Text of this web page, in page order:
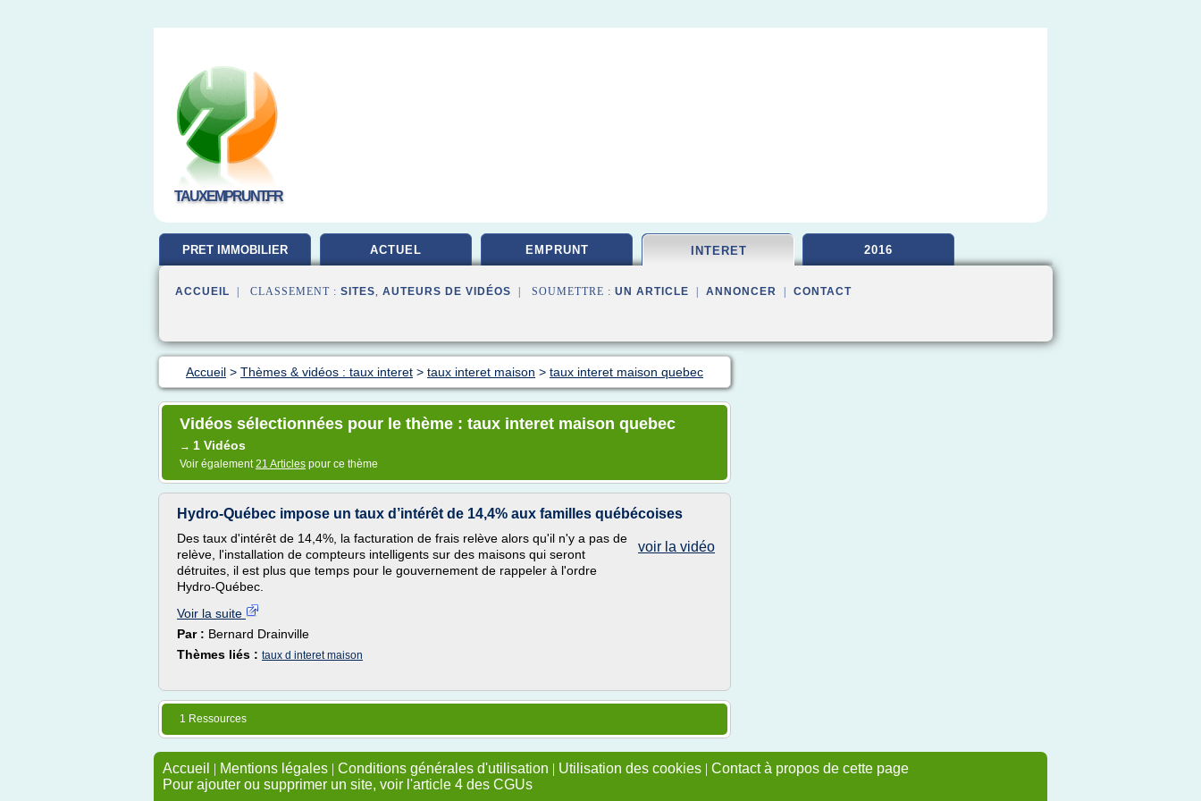
TAUXEMPRUNT.FR
PRET IMMOBILIER ACTUEL EMPRUNT INTERET 2016
ACCUEIL | CLASSEMENT : SITES, AUTEURS DE VIDÉOS | SOUMETTRE : UN ARTICLE ANNONCER CONTACT
Accueil > Thèmes & vidéos : taux interet > taux interet maison > taux interet maison quebec
Vidéos sélectionnées pour le thème : taux interet maison quebec
→ 1 Vidéos
Voir également21 Articles pour ce thème
Hydro-Québec impose un taux d’intérêt de 14,4% aux familles québécoises
voir la vidéo
Des taux d'intérêt de 14,4%, la facturation de frais relève alors qu'il n'y a pas de
relève, l'installation de compteurs intelligents sur des maisons qui seront
détruites, il est plus que temps pour le gouvernement de rappeler à l'ordre
Hydro-Québec.
Voir la suite
Par : Bernard Drainville
Thèmes liés : taux d interet maison
1 Ressources
Accueil | Mentions légales | Conditions générales d'utilisation | Utilisation des cookies | Contact à propos de cette page
Pour ajouter ou supprimer un site, voir l'article 4 des CGUs